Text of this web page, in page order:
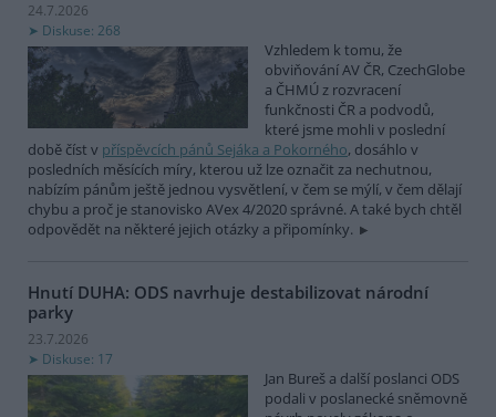
24.7.2026
Diskuse: 268
Vzhledem k tomu, že
obviňování AV ČR, CzechGlobe
a ČHMÚ z rozvracení
funkčnosti ČR a podvodů,
které jsme mohli v poslední
době číst v příspěvcích pánů Sejáka a Pokorného, dosáhlo v
posledních měsících míry, kterou už lze označit za nechutnou,
nabízím pánům ještě jednou vysvětlení, v čem se mýlí, v čem dělají
chybu a proč je stanovisko AVex 4/2020 správné. A také bych chtěl
odpovědět na některé jejich otázky a připomínky.
Hnutí DUHA: ODS navrhuje destabilizovat národní
parky
23.7.2026
Diskuse: 17
Jan Bureš a další poslanci ODS
podali v poslanecké sněmovně